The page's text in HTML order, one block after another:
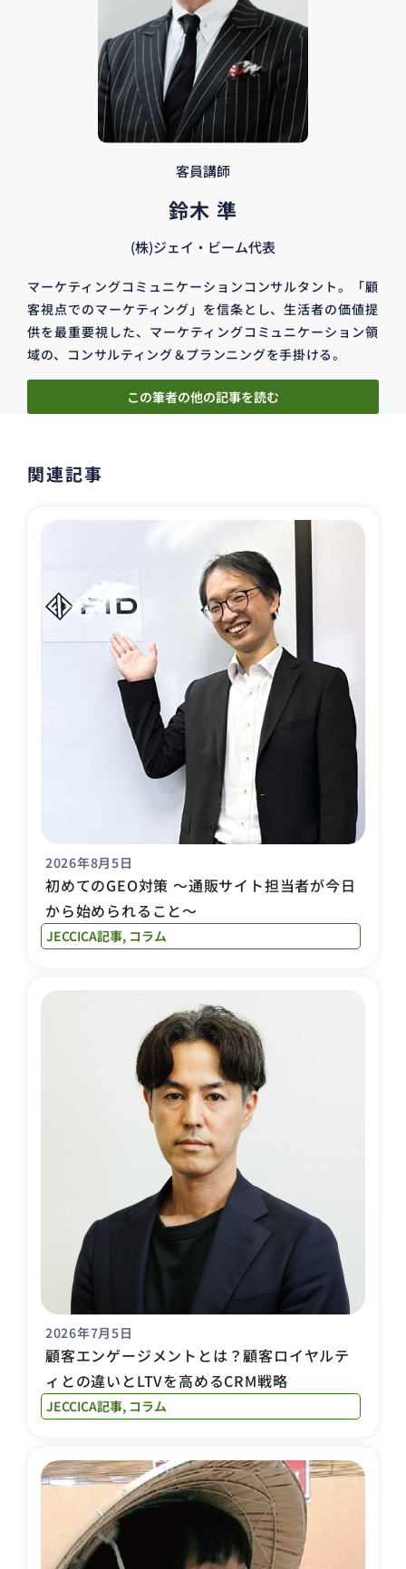
客員講師
鈴木 準
(株)ジェイ・ビーム代表
マーケティングコミュニケーションコンサルタント。「顧
客視点でのマーケティング」を信条とし、生活者の価値提
供を最重要視した、マーケティングコミュニケーション領
域の、コンサルティング＆プランニングを手掛ける。
この筆者の他の記事を読む
関連記事
2026年8月5日
初めてのGEO対策 〜通販サイト担当者が今日
から始められること〜
JECCICA記事, コラム
2026年7月5日
顧客エンゲージメントとは？顧客ロイヤルテ
ィとの違いとLTVを高めるCRM戦略
JECCICA記事, コラム